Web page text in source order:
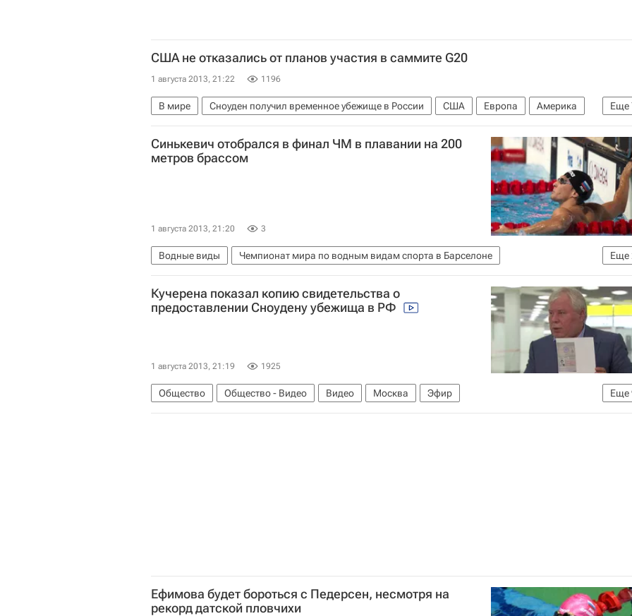
США не отказались от планов участия в саммите G20
1 августа 2013, 21:22 1196
Еще
В мире Сноуден получил временное убежище в России США Европа
Америка
Весь мир
Северная Америка Эдвард Сноуден Джей Карни
Большая двадцатка
Саммит G20
Россия
Синькевич отобрался в финал ЧМ в плавании на 200
метров брассом
1 августа 2013, 21:20 3
Еще
Водные виды
Чемпионат мира по водным видам спорта в Барселоне
Чемпионат мира по водным видам спорта
Вячеслав Синькевич
Кучерена показал копию свидетельства о
предоставлении Сноудену убежища в РФ
1 августа 2013, 21:19 1925
Еще
Общество Общество - Видео Видео Москва
Эфир
Сноуден получил временное убежище в России
Европа Центральный ФО
Весь мир
Ефимова будет бороться с Педерсен, несмотря на
рекорд датской пловчихи